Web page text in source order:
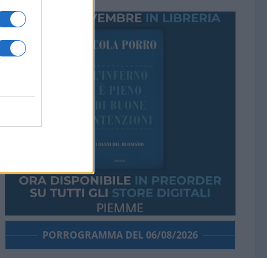
PORROGRAMMA DEL 06/08/2026